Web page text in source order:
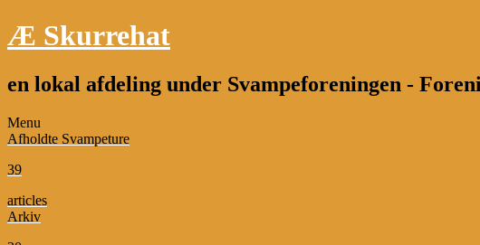
Æ Skurrehat
en lokal afdeling under Svampeforeningen -
Menu
Afholdte Svampeture
39
articles
Arkiv